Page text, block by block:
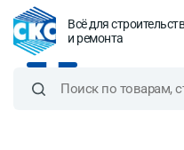
Всё для
и ремонта